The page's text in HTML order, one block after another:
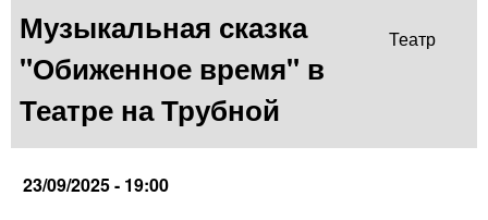
Музыкальная сказка
"Обиженное время" в
Театре на Трубной
Театр
23/09/2025 - 19:00